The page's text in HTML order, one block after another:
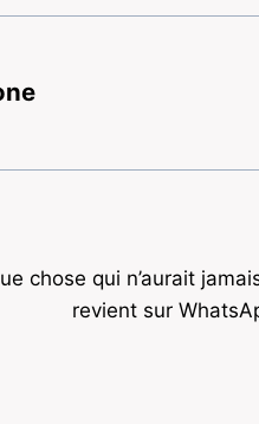
chose qui n’aurait
revient sur